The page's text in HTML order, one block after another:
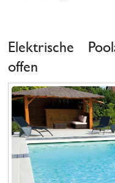
Elektrische
offen